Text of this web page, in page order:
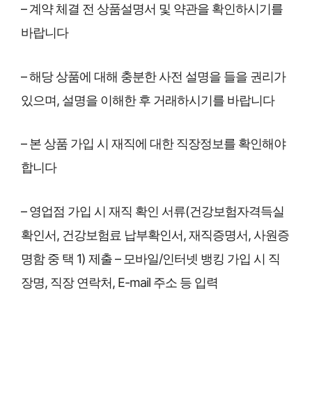
– 계약 체결 전 상품설명서 및 약관을 확인하시기를
바랍니다
– 해당 상품에 대해 충분한 사전 설명을 들을 권리가
있으며, 설명을 이해한 후 거래하시기를 바랍니다
– 본 상품 가입 시 재직에 대한 직장정보를 확인해야
합니다
– 영업점 가입 시 재직 확인 서류(건강보험자격득실
확인서, 건강보험료 납부확인서, 재직증명서, 사원증
명함 중 택 1) 제출 – 모바일/인터넷 뱅킹 가입 시 직
장명, 직장 연락처, E-mail 주소 등 입력